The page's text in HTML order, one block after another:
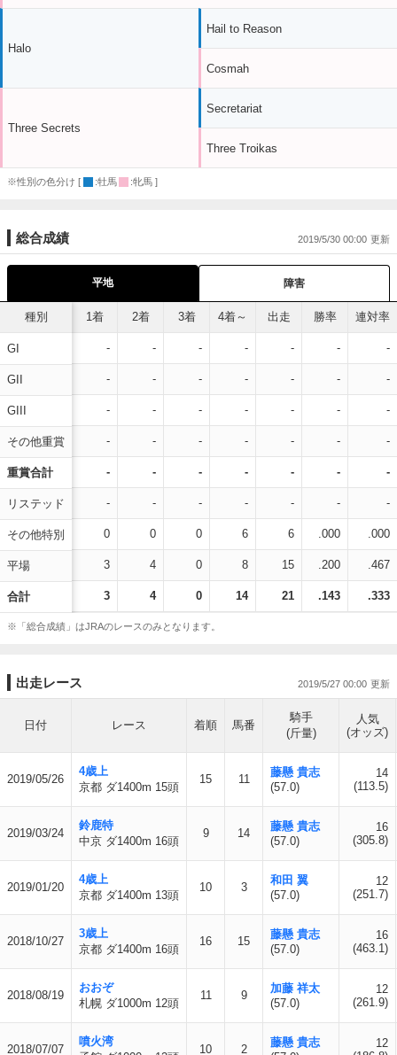
Halo
Three Secrets
Hail to Reason
Cosmah
Secretariat
Three Troikas
※性別の色分け [ :牡馬 :牝馬 ]
総合成績 2019/5/30 00:00
平地 障害
種別
GI
GII
GIII
その他重賞
重賞合計
リステッド
その他特別
平場
合計
1着 2着 3着 4着～ 出走 勝率 連対率
- - - - - - -
- - - - - - -
- - - - - - -
- - - - - - -
- - - - - - -
- - - - - - -
0 0 0 6 6 .000 .000
3 4 0 8 15 .200 .467
3 4 0 14 21 .143 .333
※「総合成績」はJRAのレースのみとなります。
出走レース 2019/5/27 00:00
日付 レース 着順 馬番
騎手
(斤量)
人気
(オッズ)
2019/05/26
4歳上
京都 ダ1400m 15頭
15 11
藤懸 貴志
(57.0)
14
(113.5)
2019/03/24
鈴鹿特
中京 ダ1400m 16頭
9 14
藤懸 貴志
(57.0)
16
(305.8)
2019/01/20
4歳上
京都 ダ1400m 13頭
10 3
和田 翼
(57.0)
12
(251.7)
2018/10/27
3歳上
京都 ダ1400m 16頭
16 15
藤懸 貴志
(57.0)
16
(463.1)
2018/08/19
おおぞ
札幌 ダ1000m 12頭
11 9
加藤 祥太
(57.0)
12
(261.9)
2018/07/07
噴火湾
10 2
藤懸 貴志
12